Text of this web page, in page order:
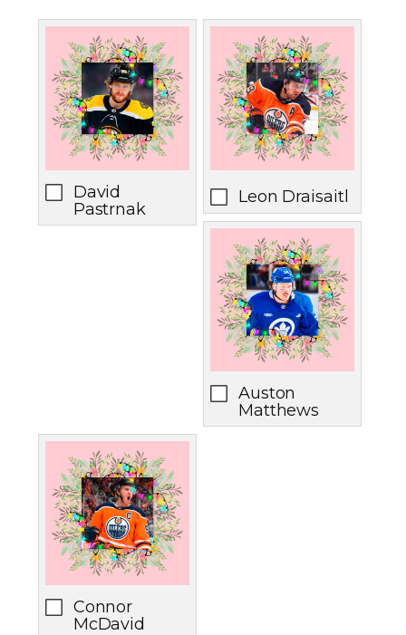
David
Pastrnak
Leon Draisaitl
Auston
Matthews
Connor
McDavid